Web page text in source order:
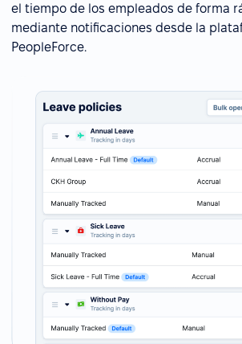
el tiempo de los empleados de forma
mediante notificaciones desde la
PeopleForce.